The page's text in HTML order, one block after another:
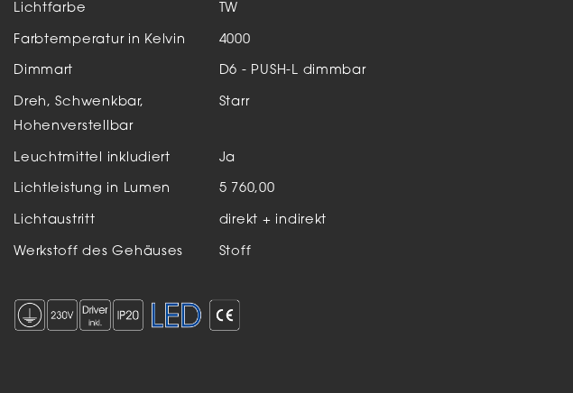
Außenleuchten
LED
Schienensysteme
Einbauleuchten
Zubehör
Lichtfarbe TW
Farbtemperatur in Kelvin 4000
Dimmart D6 - PUSH-L dimmbar
Dreh, Schwenkbar,
Hohenverstellbar
Starr
Leuchtmittel inkludiert Ja
Lichtleistung in Lumen 5 760,00
Lichtaustritt direkt + indirekt
Werkstoff des Gehäuses Stoff